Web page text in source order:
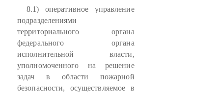
8.1) оперативное управление
подразделениями
территориального органа
федерального органа
исполнительной власти,
уполномоченного на решение
задач в области пожарной
безопасности, осуществляемое в